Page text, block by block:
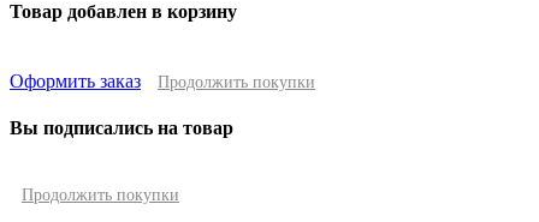
Товар добавлен в корзину
Оформить заказ Продолжить покупки
Вы подписались на товар
Продолжить покупки